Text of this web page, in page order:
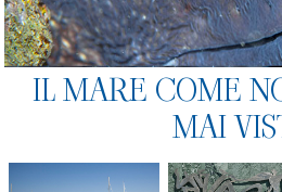
IL MARE COME
MAI